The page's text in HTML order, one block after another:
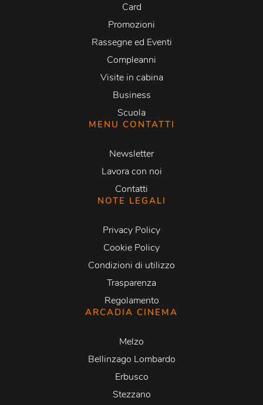
Card
Promozioni
Rassegne ed Eventi
Compleanni
Visite in cabina
Business
Scuola
MENU CONTATTI
Newsletter
Lavora con noi
Contatti
NOTE LEGALI
Privacy Policy
Cookie Policy
Condizioni di utilizzo
Trasparenza
Regolamento
ARCADIA CINEMA
Melzo
Bellinzago Lombardo
Erbusco
Stezzano